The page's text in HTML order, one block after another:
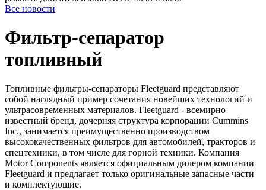
Все новости
Фильтр-сепаратор
топливный
Топливные фильтры-сепараторы Fleetguard представляют
собой наглядный пример сочетания новейших технологий и
ультрасовременных материалов. Fleetguard - всемирно
известный бренд, дочерняя структура корпорации Cummins
Inc., занимается преимущественно производством
высококачественных фильтров для автомобилей, тракторов и
спецтехники, в том числе для горной техники. Компания
Motor Components является официальным дилером компании
Fleetguard и предлагает только оригинальные запасные части
и комплектующие.